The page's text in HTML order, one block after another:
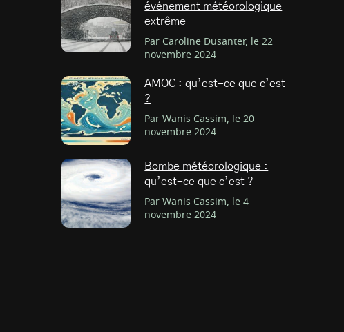
événement météorologique
extrême
Par Caroline Dusanter, le 22
novembre 2024
AMOC : qu’est-ce que c’est
?
Par Wanis Cassim, le 20
novembre 2024
Bombe météorologique :
qu’est-ce que c’est ?
Par Wanis Cassim, le 4
novembre 2024